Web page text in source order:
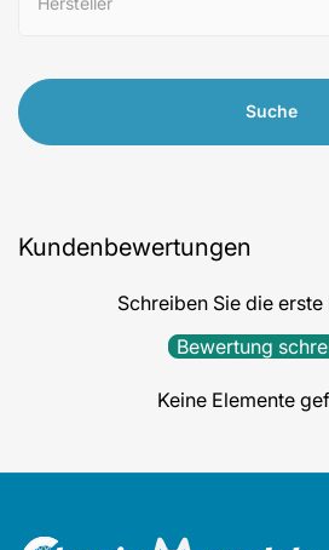
Suche
Kundenbewertungen
Schreiben Sie die
Bewertung
Keine Elemente